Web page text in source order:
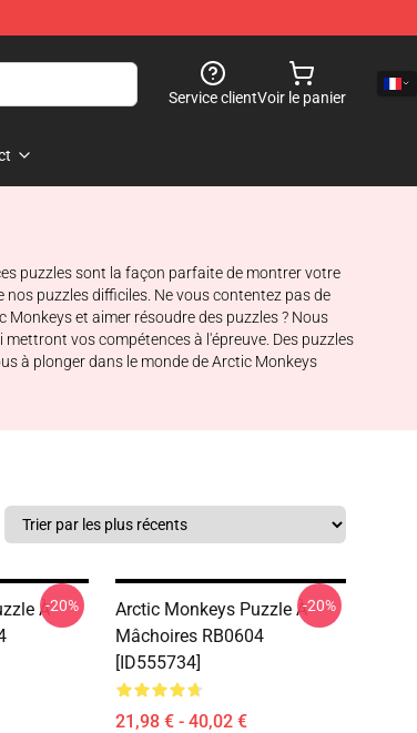
Service clientVoir le panier
puzzles sont la façon parfaite de montrer votre
puzzles difficiles. Ne vous contentez pas de
et aimer résoudre des puzzles ? Nous
vos compétences à l'épreuve. Des puzzles
à plonger dans le monde de Arctic Monkeys
À-20%
Arctic Monkeys Puzzle À
Mâchoires RB0604
[ID555734]
21,98 € - 40,02 €
-20%